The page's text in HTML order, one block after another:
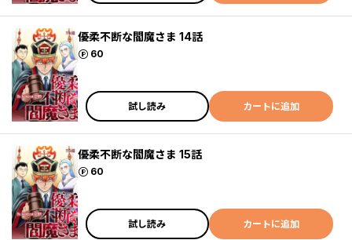
優柔不断な閻魔さま 14話
60
ポイント
試し読み カートに追加
優柔不断な閻魔さま 15話
60
ポイント
試し読み カートに追加